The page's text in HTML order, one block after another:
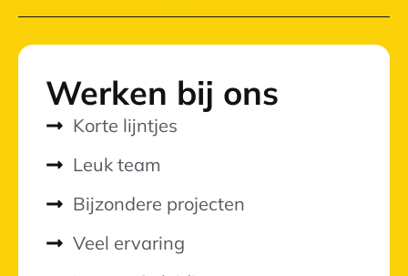
Werken bij ons
Korte lijntjes
Leuk team
Bijzondere projecten
Veel ervaring